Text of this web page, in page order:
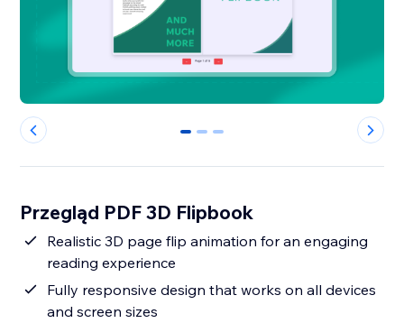
0 1 2
Przegląd PDF 3D Flipbook
Realistic 3D page flip animation for an engaging
reading experience
Fully responsive design that works on all devices
and screen sizes